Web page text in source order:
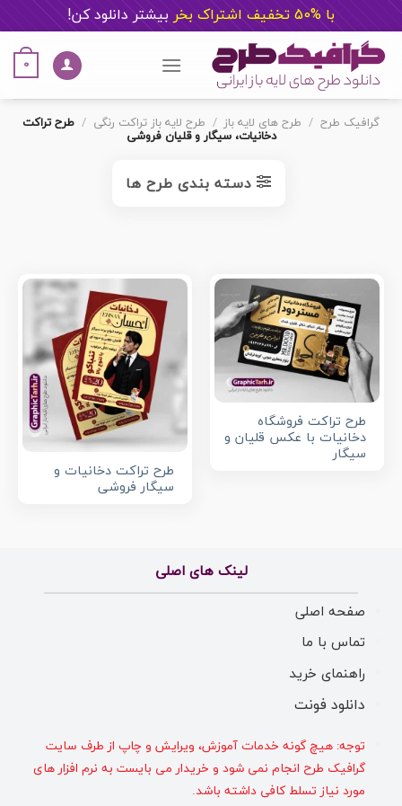
با %50 تخفیف اشتراک بخر بیشتر دانلود کن!
content
0
گرافیک طرح / طرح های لایه باز / طرح لایه باز تراکت رنگی / طرح تراکت
دخانیات، سیگار و قلیان فروشی
دسته بندی طرح ها
طرح تراکت فروشگاه
دخانیات با عکس قلیان و
سیگار
طرح تراکت دخانیات و
سیگار فروشی
لینک های اصلی
صفحه اصلی
تماس با ما
راهنمای خرید
دانلود فونت
توجه: هیچ گونه خدمات آموزش، ویرایش و چاپ از طرف سایت
گرافیک طرح انجام نمی شود و خریدار می بایست به نرم افزار های
مورد نیاز تسلط کافی داشته باشد.